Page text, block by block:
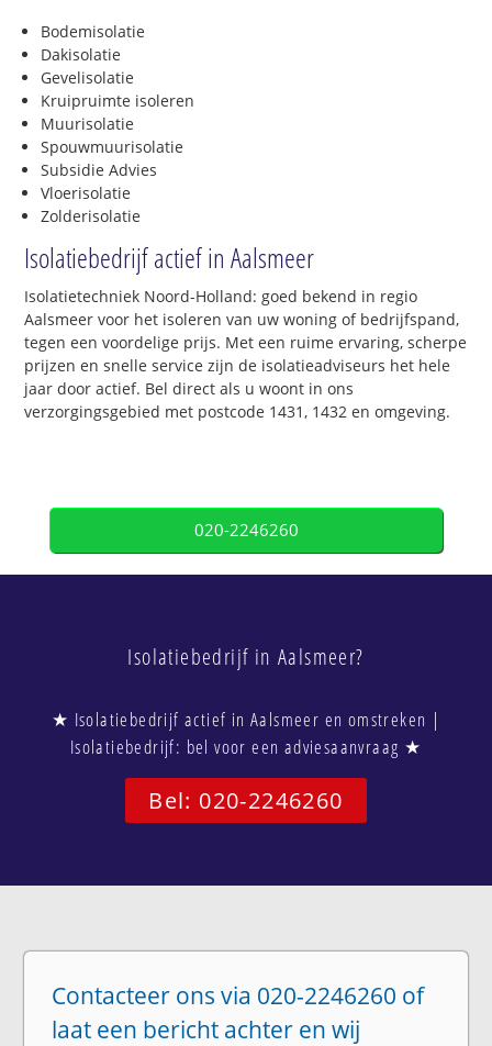
Bodemisolatie
Dakisolatie
Gevelisolatie
Kruipruimte isoleren
Muurisolatie
Spouwmuurisolatie
Subsidie Advies
Vloerisolatie
Zolderisolatie
Isolatiebedrijf actief in Aalsmeer
Isolatietechniek Noord-Holland: goed bekend in regio
Aalsmeer voor het isoleren van uw woning of bedrijfspand,
tegen een voordelige prijs. Met een ruime ervaring, scherpe
prijzen en snelle service zijn de isolatieadviseurs het hele
jaar door actief. Bel direct als u woont in ons
verzorgingsgebied met postcode 1431, 1432 en omgeving.
020-2246260
Isolatiebedrijf in Aalsmeer?
★ Isolatiebedrijf actief in Aalsmeer en omstreken |
Isolatiebedrijf: bel voor een adviesaanvraag ★
Bel: 020-2246260
Contacteer ons via 020-2246260 of
laat een bericht achter en wij